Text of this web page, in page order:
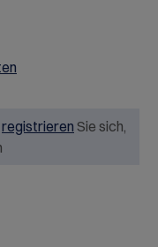
registrieren Sie sich,